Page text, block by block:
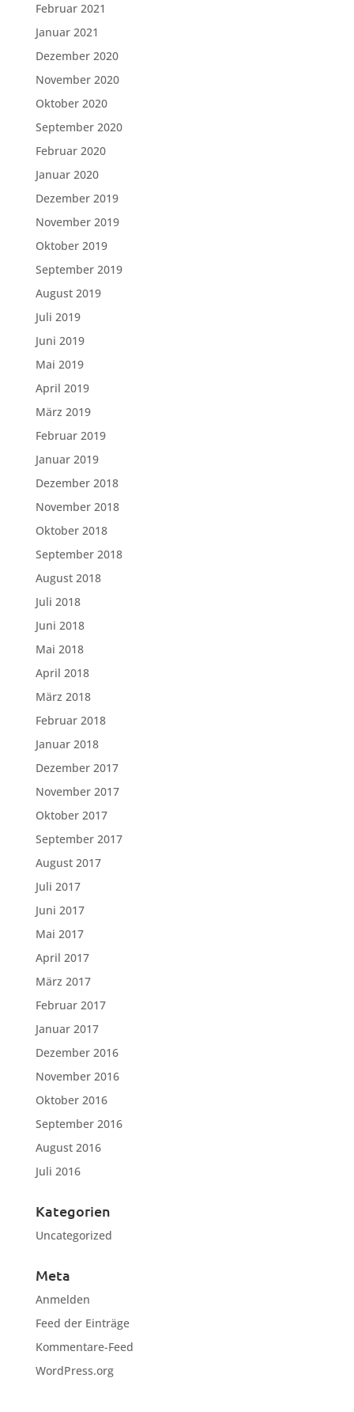
Februar 2021
Januar 2021
Dezember 2020
November 2020
Oktober 2020
September 2020
Februar 2020
Januar 2020
Dezember 2019
November 2019
Oktober 2019
September 2019
August 2019
Juli 2019
Juni 2019
Mai 2019
April 2019
März 2019
Februar 2019
Januar 2019
Dezember 2018
November 2018
Oktober 2018
September 2018
August 2018
Juli 2018
Juni 2018
Mai 2018
April 2018
März 2018
Februar 2018
Januar 2018
Dezember 2017
November 2017
Oktober 2017
September 2017
August 2017
Juli 2017
Juni 2017
Mai 2017
April 2017
März 2017
Februar 2017
Januar 2017
Dezember 2016
November 2016
Oktober 2016
September 2016
August 2016
Juli 2016
Kategorien
Uncategorized
Meta
Anmelden
Feed der Einträge
Kommentare-Feed
WordPress.org